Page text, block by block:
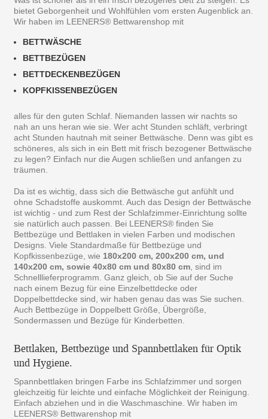
bietet Geborgenheit und Wohlfühlen vom ersten Augenblick an.
Wir haben im LEENERS® Bettwarenshop mit
BETTWÄSCHE
BETTBEZÜGEN
BETTDECKENBEZÜGEN
KOPFKISSENBEZÜGEN
alles für den guten Schlaf. Niemanden lassen wir nachts so
nah an uns heran wie sie. Wer acht Stunden schläft, verbringt
acht Stunden hautnah mit seiner Bettwäsche. Denn was gibt es
schöneres, als sich in ein Bett mit frisch bezogener Bettwäsche
zu legen? Einfach nur die Augen schließen und anfangen zu
träumen.
Da ist es wichtig, dass sich die Bettwäsche gut anfühlt und
ohne Schadstoffe auskommt. Auch das Design der Bettwäsche
ist wichtig - und zum Rest der Schlafzimmer-Einrichtung sollte
sie natürlich auch passen. Bei LEENERS® finden Sie
Bettbezüge und Bettlaken in vielen Farben und modischen
Designs. Viele Standardmaße für Bettbezüge und
Kopfkissenbezüge, wie 180x200 cm, 200x200 cm, und
140x200 cm, sowie 40x80 cm und 80x80 cm , sind im
Schnelllieferprogramm. Ganz gleich, ob Sie auf der Suche
nach einem Bezug für eine Einzelbettdecke oder
Doppelbettdecke sind, wir haben genau das was Sie suchen.
Auch Bettbezüge in Doppelbett Größe, Übergröße,
Sondermassen und Bezüge für Kinderbetten.
Bettlaken, Bettbezüge und Spannbettlaken für Optik
und Hygiene.
Spannbettlaken bringen Farbe ins Schlafzimmer und sorgen
gleichzeitig für leichte und einfache Möglichkeit der Reinigung.
Einfach abziehen und in die Waschmaschine. Wir haben im
LEENERS® Bettwarenshop mit